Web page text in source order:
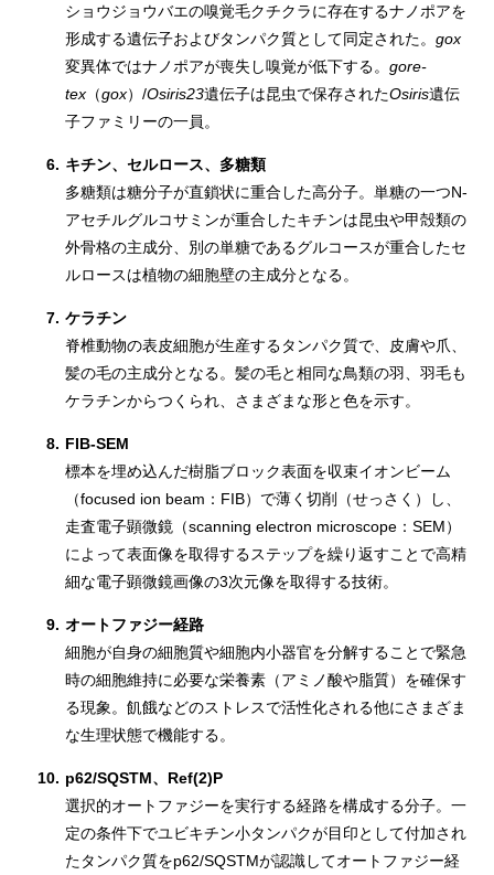
ショウジョウバエの嗅覚毛クチクラに存在するナノポアを
形成する遺伝子およびタンパク質として同定された。gox
変異体ではナノポアが喪失し嗅覚が低下する。gore-
tex （gox）/Osiris23遺伝子は昆虫で保存されたOsiris遺伝
子ファミリーの一員。
6. キチン、セルロース、多糖類
多糖類は糖分子が直鎖状に重合した高分子。単糖の一つN-
アセチルグルコサミンが重合したキチンは昆虫や甲殻類の
外骨格の主成分、別の単糖であるグルコースが重合したセ
ルロースは植物の細胞壁の主成分となる。
7. ケラチン
脊椎動物の表皮細胞が生産するタンパク質で、皮膚や爪、
髪の毛の主成分となる。髪の毛と相同な鳥類の羽、羽毛も
ケラチンからつくられ、さまざまな形と色を示す。
8. FIB-SEM
標本を埋め込んだ樹脂ブロック表面を収束イオンビーム
（focused ion beam：FIB）で薄く切削（せっさく）し、
走査電子顕微鏡（scanning electron microscope：SEM）
によって表面像を取得するステップを繰り返すことで高精
細な電子顕微鏡画像の3次元像を取得する技術。
9. オートファジー経路
細胞が自身の細胞質や細胞内小器官を分解することで緊急
時の細胞維持に必要な栄養素（アミノ酸や脂質）を確保す
る現象。飢餓などのストレスで活性化される他にさまざま
な生理状態で機能する。
10. p62/SQSTM、Ref(2)P
選択的オートファジーを実行する経路を構成する分子。一
定の条件下でユビキチン小タンパクが目印として付加され
たタンパク質をp62/SQSTMが認識してオートファジー経